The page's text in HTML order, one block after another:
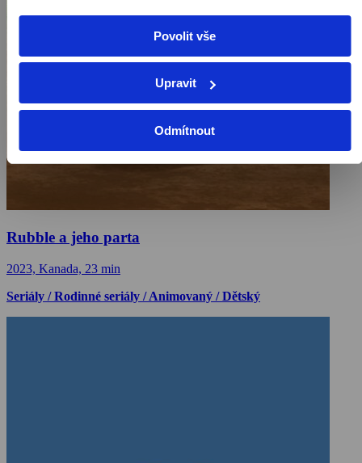
Povolit vše
Upravit
Odmítnout
Rubble a jeho parta
2023, Kanada, 23 min
Seriály / Rodinné seriály / Animovaný / Dětský